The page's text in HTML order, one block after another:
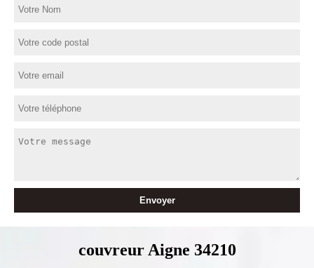
couvreur Aigne 34210